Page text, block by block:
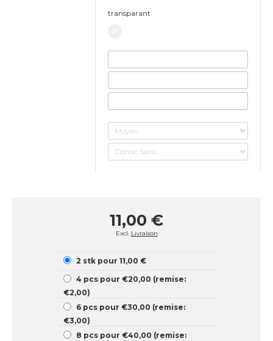
transparant
11,00 €
Excl. Livraison
2 stk pour 11,00 €
4 pcs pour €20,00 (remise:
€2,00)
6 pcs pour €30,00 (remise:
€3,00)
8 pcs pour €40,00 (remise: